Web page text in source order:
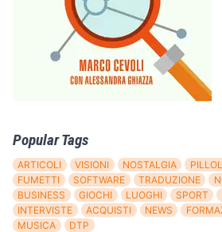
Popular Tags
ARTICOLI VISIONI NOSTALGIA
FUMETTI
SOFTWARE TRADUZIONE
BUSINESS
GIOCHI LUOGHI SPORT
INTERVISTE
ACQUISTI NEWS
MUSICA
DTP